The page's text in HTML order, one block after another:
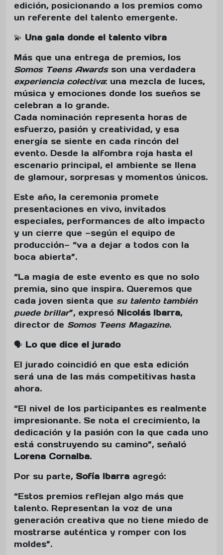
edición, posicionando a los premios como
un referente del talento emergente.
💫 Una gala donde el talento vibra
Más que una entrega de premios, los
Somos Teens Awardsson una verdadera
experiencia colectiva: una mezcla de luces,
música y emociones donde los sueños se
celebran a lo grande.
Cada nominación representa horas de
esfuerzo, pasión y creatividad, y esa
energía se siente en cada rincón del
evento. Desde la alfombra roja hasta el
escenario principal, el ambiente se llena
de glamour, sorpresas y momentos únicos.
Este año, la ceremonia promete
presentaciones en vivo, invitados
especiales, performances de alto impacto
y un cierre que —según el equipo de
producción— “va a dejar a todos con la
boca abierta”.
“La magia de este evento es que no solo
premia, sino que inspira. Queremos que
cada joven sienta que su talento también
puede brillar”, expresó Nicolás Ibarra,
director de Somos Teens Magazine.
🗣️ Lo que dice el jurado
El jurado coincidió en que esta edición
será una de las más competitivas hasta
ahora.
“El nivel de los participantes es realmente
impresionante. Se nota el crecimiento, la
dedicación y la pasión con la que cada uno
está construyendo su camino”, señaló
Lorena Cornalba.
Por su parte, Sofía Ibarra agregó:
“Estos premios reflejan algo más que
talento. Representan la voz de una
generación creativa que no tiene miedo de
mostrarse auténtica y romper con los
moldes”.